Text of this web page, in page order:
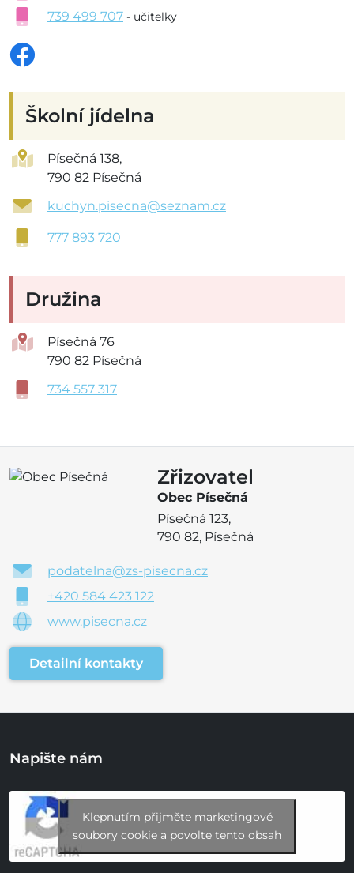
739 499 707 - učitelky
Školní jídelna
Písečná 138,
790 82 Písečná
kuchyn.pisecna@seznam.cz
777 893 720
Družina
Písečná 76
790 82 Písečná
734 557 317
Zřizovatel
Obec Písečná
Písečná 123,
790 82, Písečná
podatelna@zs-pisecna.cz
+420 584 423 122
www.pisecna.cz
Detailní kontakty
Napište nám
Klepnutím přijměte marketingové
soubory cookie a povolte tento obsah